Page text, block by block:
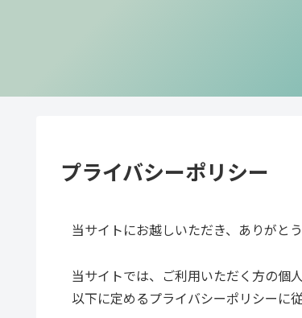
プライバシーポリシー
当サイトにお越しいただき、ありがとう
当サイトでは、ご利用いただく方の個
以下に定めるプライバシーポリシーに